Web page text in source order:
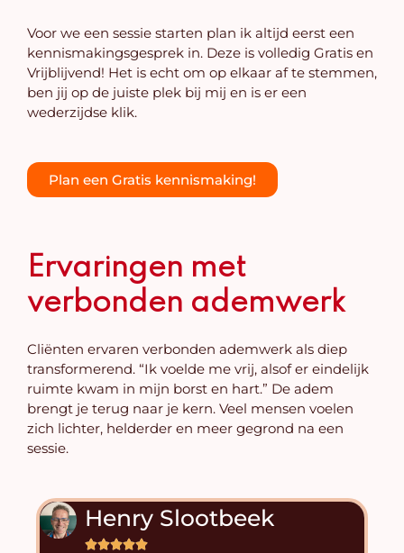
Voor we een sessie starten plan ik altijd eerst een
kennismakingsgesprek in. Deze is volledig Gratis en
Vrijblijvend! Het is echt om op elkaar af te stemmen,
ben jij op de juiste plek bij mij en is er een
wederzijdse klik.
Plan een Gratis kennismaking!
Ervaringen met
verbonden ademwerk
Cliënten ervaren verbonden ademwerk als diep
transformerend. “Ik voelde me vrij, alsof er eindelijk
ruimte kwam in mijn borst en hart.” De adem
brengt je terug naar je kern. Veel mensen voelen
zich lichter, helderder en meer gegrond na een
sessie.
Henry Slootbeek
